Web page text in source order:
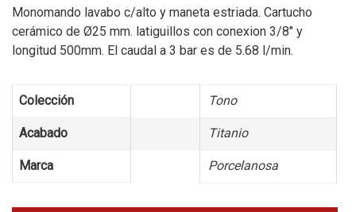
Monomando lavabo c/alto y maneta estriada. Cartucho
cerámico de Ø25 mm. latiguillos con conexion 3/8″ y
longitud 500mm. El caudal a 3 bar es de 5.68 l/min.
Colección Tono
Acabado Titanio
Marca Porcelanosa